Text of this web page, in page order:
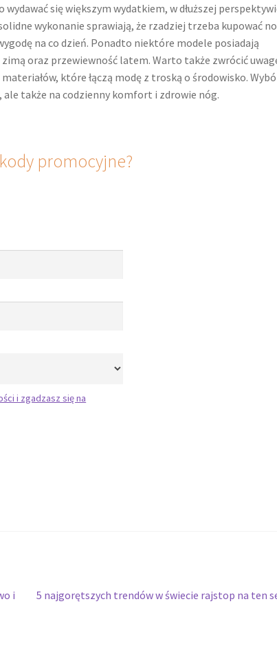
się większym wydatkiem, w dłuższej
wykonanie sprawiają, że rzadziej trzeba kupować
na co dzień. Ponadto niektóre modele posiadają
oraz przewiewność latem. Warto także zwrócić
które łączą modę z troską o środowisko.
także na codzienny komfort i zdrowie nóg.
promocyjne?
i zgadzasz się na
i
Następny
5 najgorętszych trendów w świecie rajstop na ten